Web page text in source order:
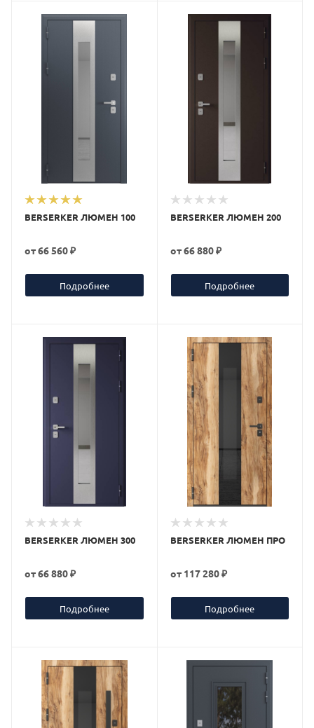
BERSERKER ЛЮМЕН 100
от66 560 ₽
Подробнее
BERSERKER ЛЮМЕН 200
от66 880 ₽
Подробнее
BERSERKER ЛЮМЕН 300
от66 880 ₽
Подробнее
BERSERKER ЛЮМЕН ПРО
от 117 280 ₽
Подробнее